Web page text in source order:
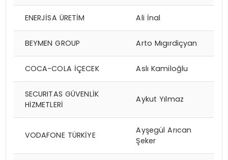
ENERJİSA ÜRETİM Ali İnal
BEYMEN GROUP Arto Mıgırdiçyan
COCA-COLA İÇECEK Aslı Kamiloğlu
SECURITAS GÜVENLİK
HİZMETLERİ
Aykut Yılmaz
VODAFONE TÜRKİYE
Ayşegül Arıcan
Şeker